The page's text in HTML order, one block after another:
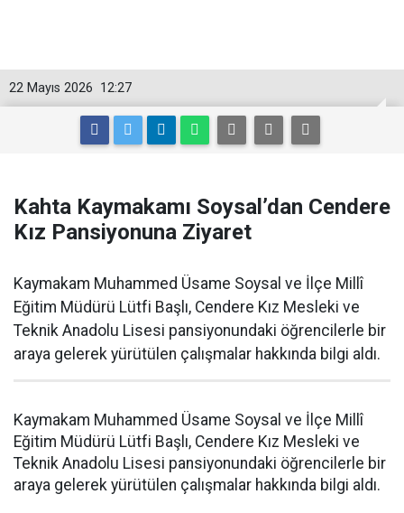
12:27
22 Mayıs 2026
Kahta Kaymakamı Soysal’dan Cendere
Kız Pansiyonuna Ziyaret
​Kaymakam Muhammed Üsame Soysal ve İlçe Millî
Eğitim Müdürü Lütfi Başlı, Cendere Kız Mesleki ve
Teknik Anadolu Lisesi pansiyonundaki öğrencilerle bir
araya gelerek yürütülen çalışmalar hakkında bilgi aldı.
Kaymakam Muhammed Üsame Soysal ve İlçe Millî
Eğitim Müdürü Lütfi Başlı, Cendere Kız Mesleki ve
Teknik Anadolu Lisesi pansiyonundaki öğrencilerle bir
araya gelerek yürütülen çalışmalar hakkında bilgi aldı.